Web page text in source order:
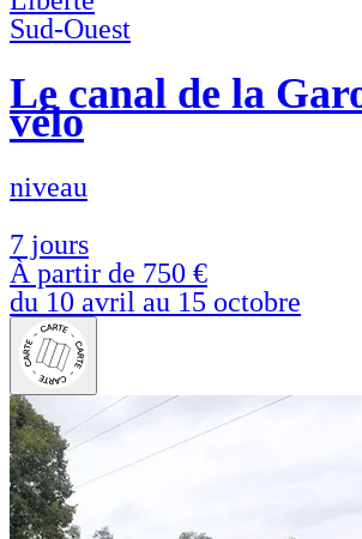
Sud-Ouest
Le canal de la
vélo
niveau
7 jours
À partir de 750 €
du 10 avril au 15 octobre